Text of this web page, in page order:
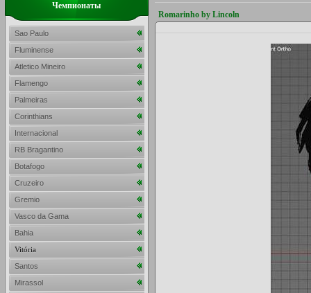
Romarinho by Lincoln
Чемпионаты
Sao Paulo
Fluminense
Atletico Mineiro
Flamengo
Palmeiras
Corinthians
Internacional
RB Bragantino
Botafogo
Cruzeiro
Gremio
Vasco da Gama
Bahia
Vitória
Santos
Mirassol